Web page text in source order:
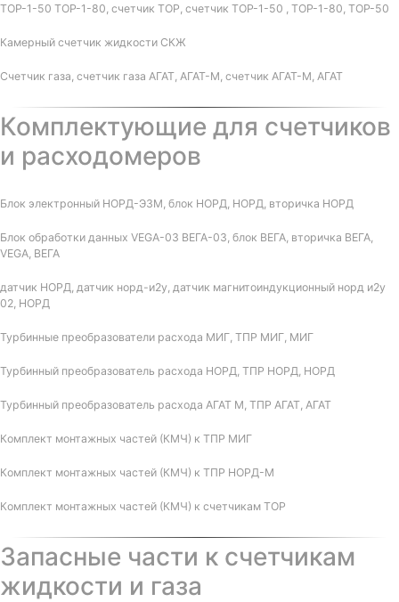
ТОР-1-50 ТОР-1-80, счетчик ТОР, счетчик ТОР-1-50 , ТОР-1-80, ТОР-50
Камерный счетчик жидкости СКЖ
Счетчик газа, счетчик газа АГАТ, АГАТ-М, счетчик АГАТ-М, АГАТ
Комплектующие для счетчиков
и расходомеров
Блок электронный НОРД-Э3М, блок НОРД, НОРД, вторичка НОРД
Блок обработки данных VEGA-03 ВЕГА-03, блок ВЕГА, вторичка ВЕГА,
VEGA, ВЕГА
датчик НОРД, датчик норд-и2у, датчик магнитоиндукционный норд и2у
02, НОРД
Турбинные преобразователи расхода МИГ, ТПР МИГ, МИГ
Турбинный преобразователь расхода НОРД, ТПР НОРД, НОРД
Турбинный преобразователь расхода АГАТ М, ТПР АГАТ, АГАТ
Комплект монтажных частей (КМЧ) к ТПР МИГ
Комплект монтажных частей (КМЧ) к ТПР НОРД-М
Комплект монтажных частей (КМЧ) к счетчикам ТОР
Запасные части к счетчикам
жидкости и газа